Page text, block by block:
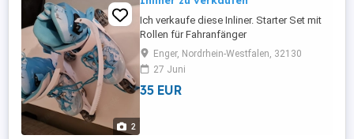
2
Ich verkaufe diese Inliner. Starter Set mit
Rollen für Fahranfänger
Enger, Nordrhein-Westfalen, 32130
27 Juni
35 EUR